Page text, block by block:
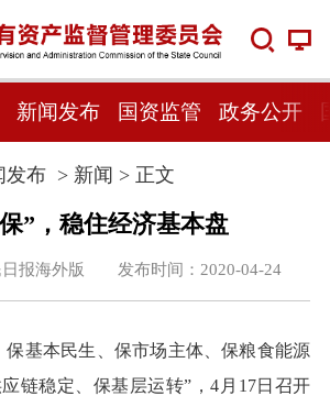
新闻发布 国资监管 政务公开
发布> 新闻 > 正文
”，稳住经济基本盘
日报海外版 发布时间：2020-04-24
保基本民生、保市场主体、保粮食能源
链稳定、保基层运转”，4月17日召开